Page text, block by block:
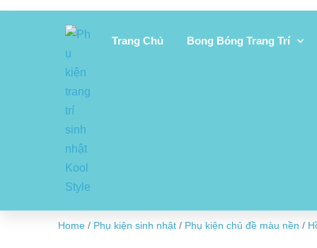
Trang Chủ Bong Bóng Trang Trí
Home / Phụ kiện sinh nhật / Phụ kiện chủ đề màu nền /